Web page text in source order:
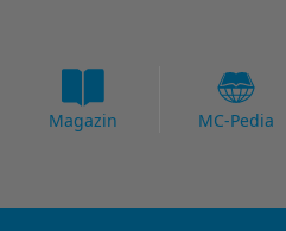
Magazin MC-Pedia